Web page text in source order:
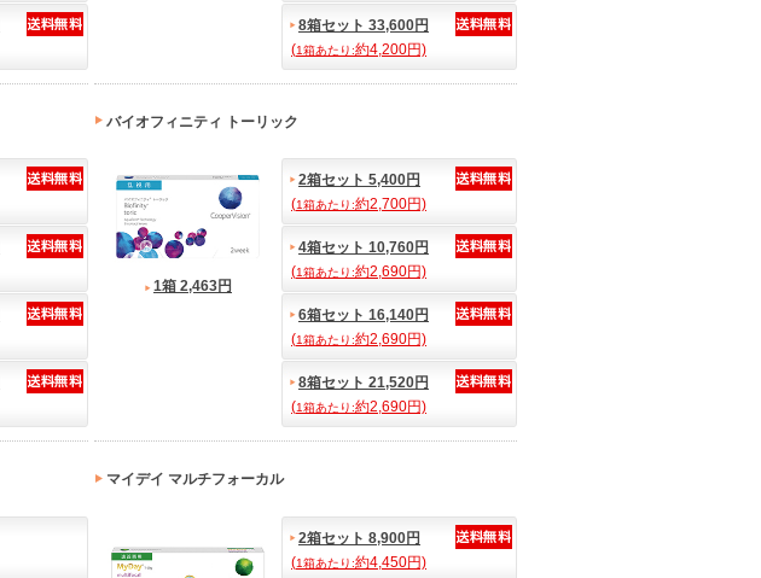
8箱セット 33,600円
(1箱あたり:約4,200円)
バイオフィニティ トーリック
1箱 2,463円
2箱セット 5,400円
(1箱あたり:約2,700円)
4箱セット 10,760円
(1箱あたり:約2,690円)
6箱セット 16,140円
(1箱あたり:約2,690円)
8箱セット 21,520円
(1箱あたり:約2,690円)
マイデイ マルチフォーカル
2箱セット 8,900円
(1箱あたり:約4,450円)